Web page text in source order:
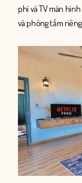
phí và TV màn
và phòng tắm